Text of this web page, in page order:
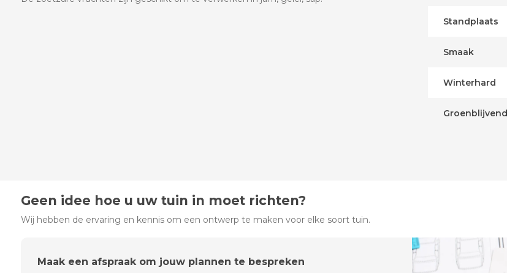
Standplaats
Smaak
Winterhard
Groenblijvend
Geen idee hoe u uw tuin in moet richten?
Wij hebben de ervaring en kennis om een ontwerp te maken voor elke soort tuin.
Maak een afspraak om jouw plannen te bespreken